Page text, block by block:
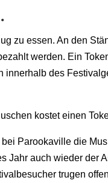
zu essen. An den
werden. Ein
innerhalb des
kostet einen
Parookaville die
Jahr auch wieder der
trugen